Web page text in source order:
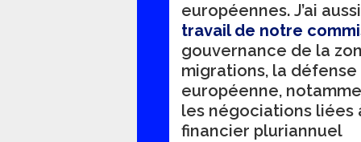
européennes. J’ai
travail de notre
gouvernance de la
migrations, la défense
européenne,
les négociations
financier pluriannuel